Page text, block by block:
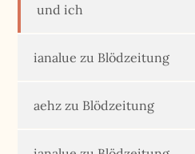
und ich
ianalue zu Blödzeitung
aehz zu Blödzeitung